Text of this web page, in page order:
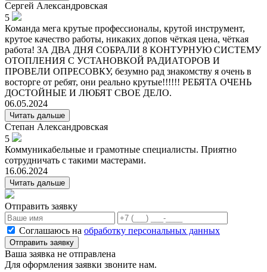
Сергей Александровская
5
Команда мега крутые профессионалы, крутой инструмент,
крутое качество работы, никаких допов чёткая цена, чёткая
работа! ЗА ДВА ДНЯ СОБРАЛИ 8 КОНТУРНУЮ СИСТЕМУ
ОТОПЛЕНИЯ С УСТАНОВКОЙ РАДИАТОРОВ И
ПРОВЕЛИ ОПРЕСОВКУ, безумно рад знакомству я очень в
восторге от ребят, они реально крутые!!!!!! РЕБЯТА ОЧЕНЬ
ДОСТОЙНЫЕ И ЛЮБЯТ СВОЕ ДЕЛО.
06.05.2024
Читать дальше
Степан Александровская
5
Коммуникабельные и грамотные специалисты. Приятно
сотрудничать с такими мастерами.
16.06.2024
Читать дальше
Отправить заявку
Соглашаюсь на обработку персональных данных
Отправить заявку
Ваша заявка не отправлена
Для оформления заявки звоните нам.